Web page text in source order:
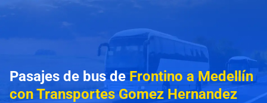
Pasajes de bus deFrontino a Medellín
con Transportes Gomez Hernandez